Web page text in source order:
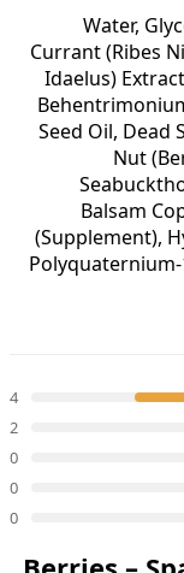
Water,
Currant (Ribes
Idaelus)
Seed Oil, Dead
Nut
Balsam
(Supplement),
4
2
0
0
0